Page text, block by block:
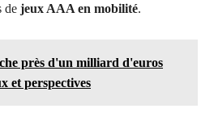
de jeux AAA en mobilité.
près d'un milliard d'euros
et perspectives